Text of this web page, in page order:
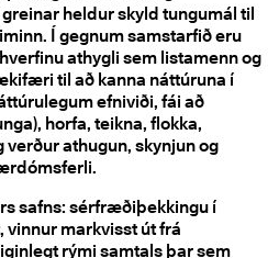
heldur skyld tungumál til
Í gegnum samstarfið eru
athygli sem listamenn og
til að kanna náttúruna í
efniviði, fái að
horfa, teikna, flokka,
athugun, skynjun og
safns: sérfræðiþekkingu í
markvisst út frá
rými samtals þar sem